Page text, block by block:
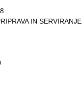
IN SERVIRANJE